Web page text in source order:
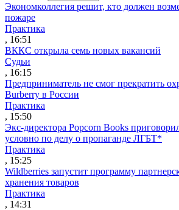
Экономколлегия решит, кто должен
пожаре
Практика
, 16:51
ВККС открыла семь новых вакансий
Судьи
, 16:15
Предприниматель не смог прекратить
Burberry в России
Практика
, 15:50
Экс-директора Popcorn Books
условно по делу о пропаганде ЛГБТ*
Практика
, 15:25
Wildberries запустит программу
хранения товаров
Практика
, 14:31